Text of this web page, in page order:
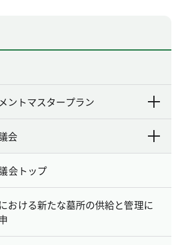
ントマスタープラン
会
会トップ
おける新たな墓所の供給と管理に